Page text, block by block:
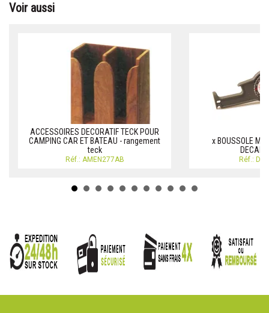
Voir aussi
ACCESSOIRES DECORATIF TECK POUR
CAMPING CAR ET BATEAU - rangement
teck
Réf.: AMEN277AB
x BOUSSOLE
Réf.: